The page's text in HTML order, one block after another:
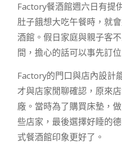
Factory餐酒館週六日有提
肚子餓想大吃午餐時，就
酒館。假日家庭與親子客
間，擔心的話可以事先訂位
Factory的門口與店內設計
才與店家閒聊確認，原來
廠。當時為了購買床墊，
些店家，最後選擇好睡的
式餐酒館印象更好了。